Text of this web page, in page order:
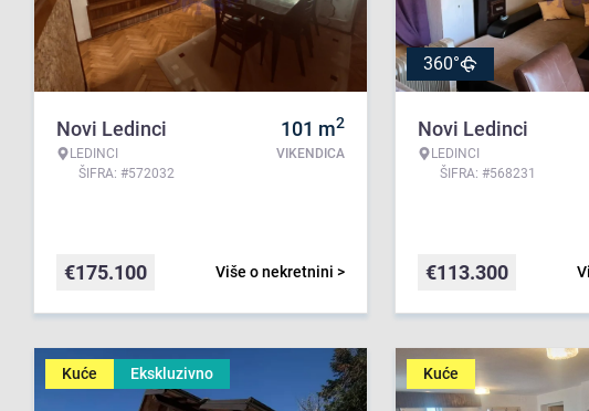
Novi Ledinci
LEDINCI
ŠIFRA: #572032
101 m2
VIKENDICA
Više o nekretnini >
€175.100
360°
Novi Ledinci
LEDINCI
ŠIFRA: #568231
€113.300
Kuće Ekskluzivno Kuće